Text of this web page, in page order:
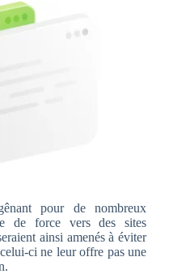
pour de nombreux
de force vers des sites
ainsi amenés à éviter
ci ne leur offre pas une